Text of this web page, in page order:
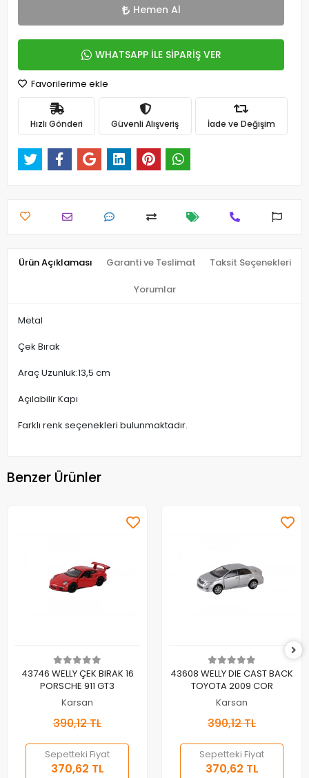
Hemen Al
WHATSAPP İLE SİPARİŞ VER
Favorilerime ekle
Hızlı Gönderi Güvenli Alışveriş İade ve Değişim
Ürün Açıklaması Garanti ve Teslimat Taksit Seçenekleri
Yorumlar
Metal
Çek Bırak
Araç Uzunluk:13,5 cm
Açılabilir Kapı
Farklı renk seçenekleri bulunmaktadır.
Benzer Ürünler
Sepete Ekle
43746 WELLY ÇEK BIRAK 16
PORSCHE 911 GT3
Karsan
390,12 TL
Sepetteki Fiyat
370,62 TL
Sepete Ekle
43608 WELLY DIE CAST BACK
TOYOTA 2009 COR
Karsan
390,12 TL
Sepetteki Fiyat
370,62 TL